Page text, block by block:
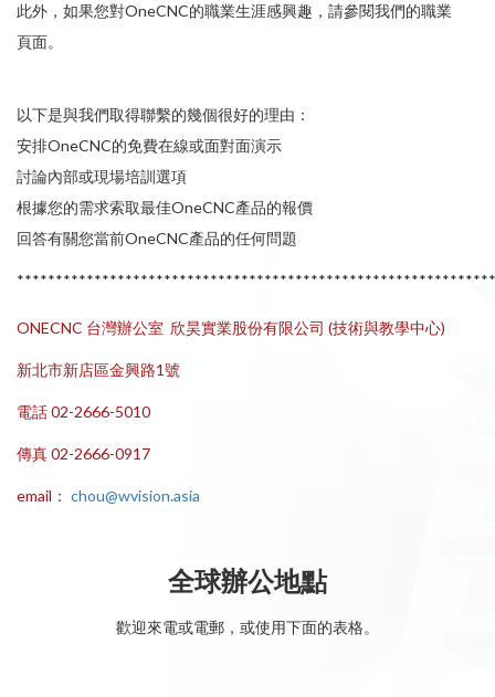
此外，如果您對OneCNC的職業生涯感興趣，請參閱我們的職業
頁面。
以下是與我們取得聯繫的幾個很好的理由：
安排OneCNC的免費在線或面對面演示
討論內部或現場培訓選項
根據您的需求索取最佳OneCNC產品的報價
回答有關您當前OneCNC產品的任何問題
ONECNC 台灣辦公室 欣昊實業股份有限公司 (技術與教學中心)
新北市新店區金興路1號
電話 02-2666-5010
傳真 02-2666-0917
email： chou@wvision.asia
全球辦公地點
歡迎來電或電郵，或使用下面的表格。